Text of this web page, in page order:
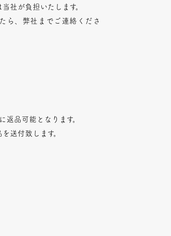
社が負担いたします。
ら、弊社までご連絡くださ
返品可能となります。
送付致します。